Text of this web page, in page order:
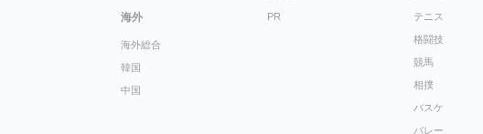
海外
海外総合
韓国
中国
PR テニス
格闘技
競馬
相撲
バスケ
バレー